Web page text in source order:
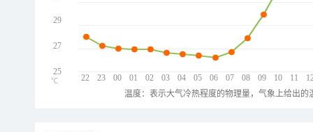
22 23 00 01 02 03 04 05 06 07 08 09 10 11
29
27
25
℃
温度：表示大气冷热程度的物理量，气象上给出